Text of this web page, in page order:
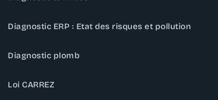
Diagnostic ERP : Etat des risques et pollution
Diagnostic plomb
Loi CARREZ